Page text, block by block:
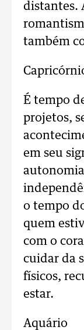
distantes.
também
É tempo
projetos,
em seu
o tempo
quem
com o
cuidar da
físicos,
estar.
Aquário